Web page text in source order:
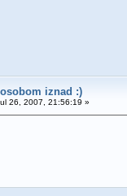
iznad :)
26, 2007, 21:56:19 »